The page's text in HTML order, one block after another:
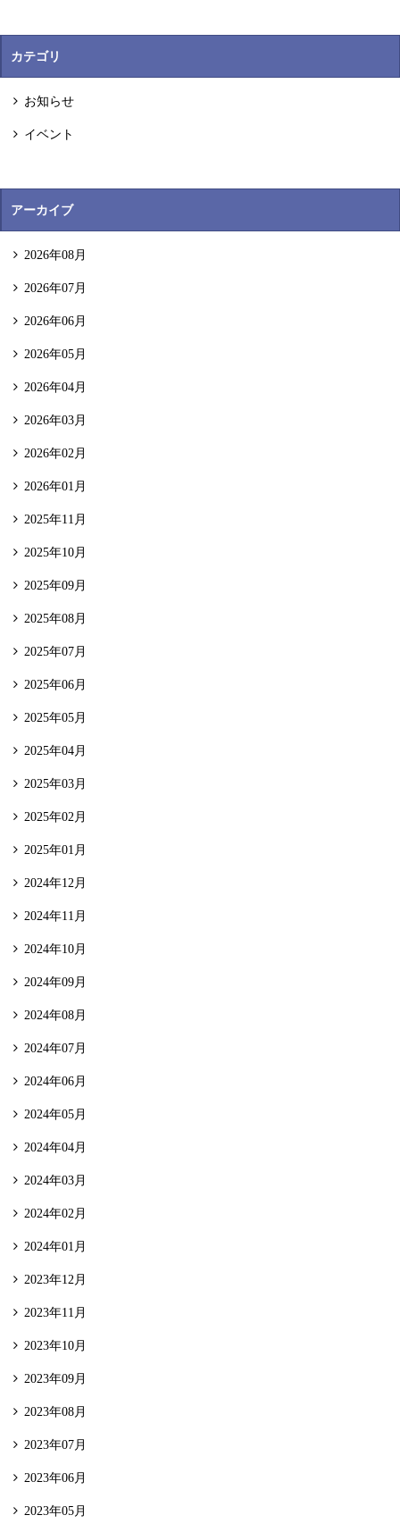
カテゴリ
お知らせ
イベント
アーカイブ
2026年08月
2026年07月
2026年06月
2026年05月
2026年04月
2026年03月
2026年02月
2026年01月
2025年11月
2025年10月
2025年09月
2025年08月
2025年07月
2025年06月
2025年05月
2025年04月
2025年03月
2025年02月
2025年01月
2024年12月
2024年11月
2024年10月
2024年09月
2024年08月
2024年07月
2024年06月
2024年05月
2024年04月
2024年03月
2024年02月
2024年01月
2023年12月
2023年11月
2023年10月
2023年09月
2023年08月
2023年07月
2023年06月
2023年05月